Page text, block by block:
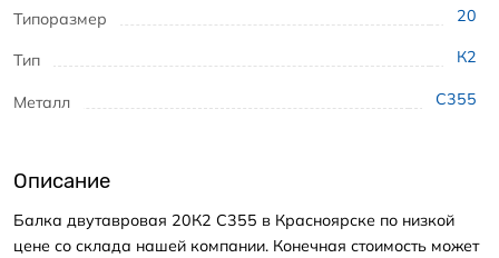
Типоразмер 20
Тип К2
Металл С355
Описание
Балка двутавровая 20К2 С355 в Красноярске по низкой
цене со склада нашей компании. Конечная стоимость может